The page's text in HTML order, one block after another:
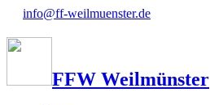
info@ff-weilmuenster.de
FFW Weilmünster